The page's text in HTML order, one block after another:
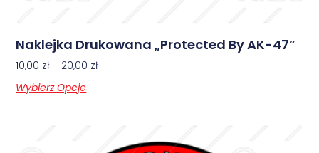
Naklejka Drukowana „Protected By AK-47”
10,00 zł – 20,00 zł
Wybierz Opcje